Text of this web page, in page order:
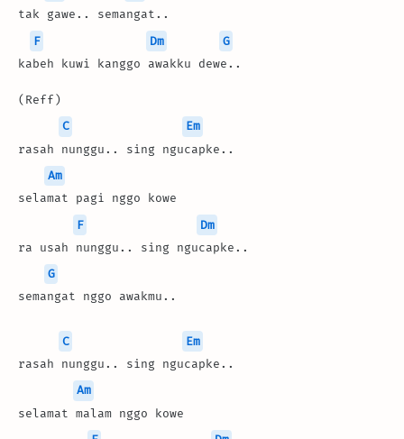
tak gawe.. semangat..
F
Dm
G
kabeh kuwi kanggo awakku dewe..
(Reff)
C
Em
rasah nunggu.. sing ngucapke..
Am
selamat pagi nggo kowe
F
Dm
ra usah nunggu.. sing ngucapke..
G
semangat nggo awakmu..
C
Em
rasah nunggu.. sing ngucapke..
Am
selamat malam nggo kowe